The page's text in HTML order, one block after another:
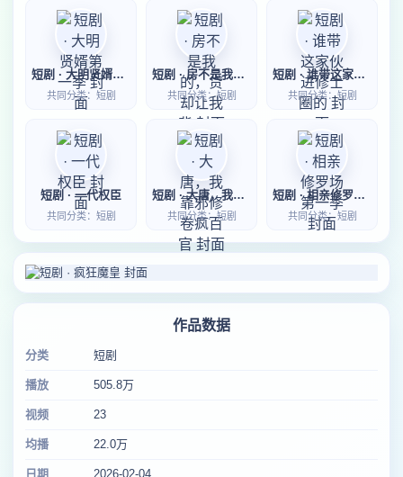
短剧 · 大明贤婿第一季
共同分类：短剧
短剧 · 房不是我的，贷却让我背
共同分类：短剧
短剧 · 谁带这家伙进修士圈的
共同分类：短剧
短剧 · 一代权臣
共同分类：短剧
短剧 · 大唐，我靠邪修卷疯百官
共同分类：短剧
短剧 · 相亲修罗场第一季
共同分类：短剧
作品数据
分类 短剧
播放 505.8万
视频 23
均播 22.0万
日期 2026-02-04